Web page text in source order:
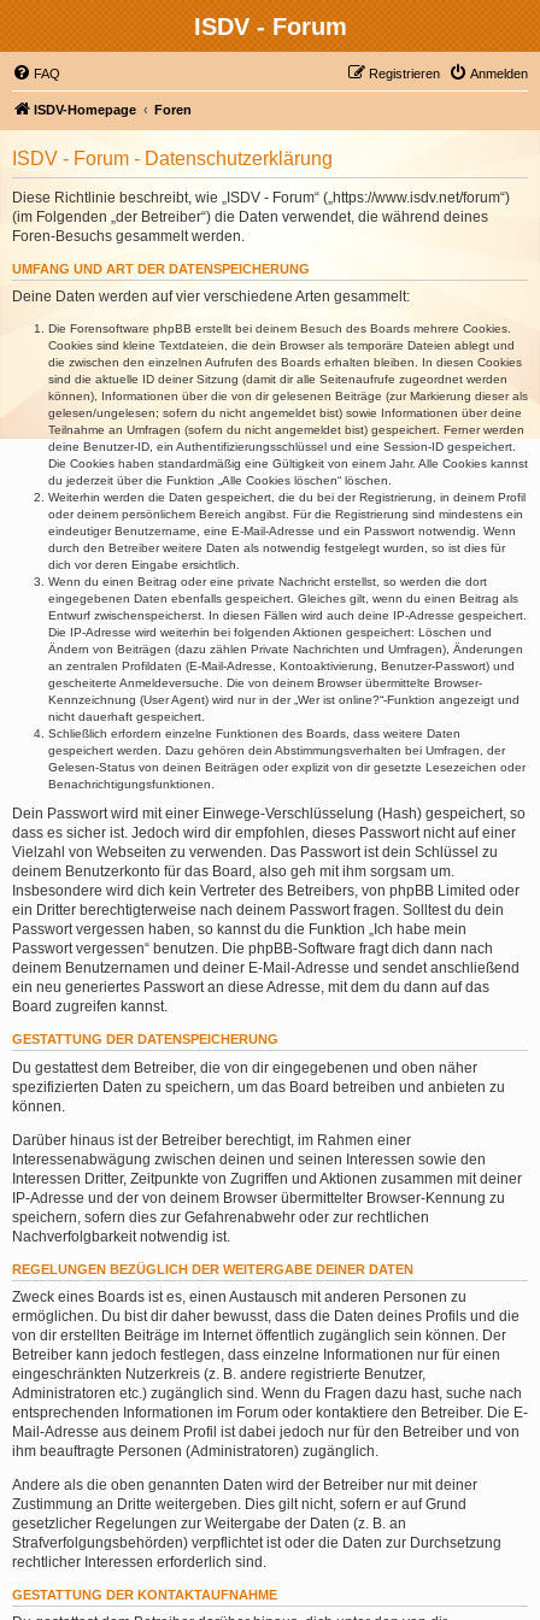
ISDV - Forum
FAQ Anmelden
Registrieren
ISDV-Homepage Foren
ISDV - Forum - Datenschutzerklärung
Diese Richtlinie beschreibt, wie „ISDV - Forum“ („https://www.isdv.net/forum“)
(im Folgenden „der Betreiber“) die Daten verwendet, die während deines
Foren-Besuchs gesammelt werden.
UMFANG UND ART DER DATENSPEICHERUNG
Deine Daten werden auf vier verschiedene Arten gesammelt:
Die Forensoftware phpBB erstellt bei deinem Besuch des Boards mehrere Cookies.
Cookies sind kleine Textdateien, die dein Browser als temporäre Dateien ablegt und
die zwischen den einzelnen Aufrufen des Boards erhalten bleiben. In diesen Cookies
sind die aktuelle ID deiner Sitzung (damit dir alle Seitenaufrufe zugeordnet werden
können), Informationen über die von dir gelesenen Beiträge (zur Markierung dieser als
gelesen/ungelesen; sofern du nicht angemeldet bist) sowie Informationen über deine
Teilnahme an Umfragen (sofern du nicht angemeldet bist) gespeichert. Ferner werden
deine Benutzer-ID, ein Authentifizierungsschlüssel und eine Session-ID gespeichert.
Die Cookies haben standardmäßig eine Gültigkeit von einem Jahr. Alle Cookies kannst
du jederzeit über die Funktion „Alle Cookies löschen“ löschen.
Weiterhin werden die Daten gespeichert, die du bei der Registrierung, in deinem Profil
oder deinem persönlichem Bereich angibst. Für die Registrierung sind mindestens ein
eindeutiger Benutzername, eine E-Mail-Adresse und ein Passwort notwendig. Wenn
durch den Betreiber weitere Daten als notwendig festgelegt wurden, so ist dies für
dich vor deren Eingabe ersichtlich.
Wenn du einen Beitrag oder eine private Nachricht erstellst, so werden die dort
eingegebenen Daten ebenfalls gespeichert. Gleiches gilt, wenn du einen Beitrag als
Entwurf zwischenspeicherst. In diesen Fällen wird auch deine IP-Adresse gespeichert.
Die IP-Adresse wird weiterhin bei folgenden Aktionen gespeichert: Löschen und
Ändern von Beiträgen (dazu zählen Private Nachrichten und Umfragen), Änderungen
an zentralen Profildaten (E-Mail-Adresse, Kontoaktivierung, Benutzer-Passwort) und
gescheiterte Anmeldeversuche. Die von deinem Browser übermittelte Browser-
Kennzeichnung (User Agent) wird nur in der „Wer ist online?“-Funktion angezeigt und
nicht dauerhaft gespeichert.
Schließlich erfordern einzelne Funktionen des Boards, dass weitere Daten
gespeichert werden. Dazu gehören dein Abstimmungsverhalten bei Umfragen, der
Gelesen-Status von deinen Beiträgen oder explizit von dir gesetzte Lesezeichen oder
Benachrichtigungsfunktionen.
Dein Passwort wird mit einer Einwege-Verschlüsselung (Hash) gespeichert, so
dass es sicher ist. Jedoch wird dir empfohlen, dieses Passwort nicht auf einer
Vielzahl von Webseiten zu verwenden. Das Passwort ist dein Schlüssel zu
deinem Benutzerkonto für das Board, also geh mit ihm sorgsam um.
Insbesondere wird dich kein Vertreter des Betreibers, von phpBB Limited oder
ein Dritter berechtigterweise nach deinem Passwort fragen. Solltest du dein
Passwort vergessen haben, so kannst du die Funktion „Ich habe mein
Passwort vergessen“ benutzen. Die phpBB-Software fragt dich dann nach
deinem Benutzernamen und deiner E-Mail-Adresse und sendet anschließend
ein neu generiertes Passwort an diese Adresse, mit dem du dann auf das
Board zugreifen kannst.
GESTATTUNG DER DATENSPEICHERUNG
Du gestattest dem Betreiber, die von dir eingegebenen und oben näher
spezifizierten Daten zu speichern, um das Board betreiben und anbieten zu
können.
Darüber hinaus ist der Betreiber berechtigt, im Rahmen einer
Interessenabwägung zwischen deinen und seinen Interessen sowie den
Interessen Dritter, Zeitpunkte von Zugriffen und Aktionen zusammen mit deiner
IP-Adresse und der von deinem Browser übermittelter Browser-Kennung zu
speichern, sofern dies zur Gefahrenabwehr oder zur rechtlichen
Nachverfolgbarkeit notwendig ist.
REGELUNGEN BEZÜGLICH DER WEITERGABE DEINER DATEN
Zweck eines Boards ist es, einen Austausch mit anderen Personen zu
ermöglichen. Du bist dir daher bewusst, dass die Daten deines Profils und die
von dir erstellten Beiträge im Internet öffentlich zugänglich sein können. Der
Betreiber kann jedoch festlegen, dass einzelne Informationen nur für einen
eingeschränkten Nutzerkreis (z. B. andere registrierte Benutzer,
Administratoren etc.) zugänglich sind. Wenn du Fragen dazu hast, suche nach
entsprechenden Informationen im Forum oder kontaktiere den Betreiber. Die E-
Mail-Adresse aus deinem Profil ist dabei jedoch nur für den Betreiber und von
ihm beauftragte Personen (Administratoren) zugänglich.
Andere als die oben genannten Daten wird der Betreiber nur mit deiner
Zustimmung an Dritte weitergeben. Dies gilt nicht, sofern er auf Grund
gesetzlicher Regelungen zur Weitergabe der Daten (z. B. an
Strafverfolgungsbehörden) verpflichtet ist oder die Daten zur Durchsetzung
rechtlicher Interessen erforderlich sind.
GESTATTUNG DER KONTAKTAUFNAHME